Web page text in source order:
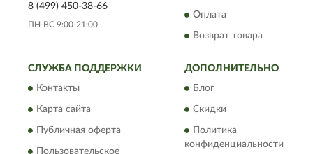
8 (499) 450-38-66
ПН-ВС 9:00-21:00
Оплата
Возврат товара
СЛУЖБА ПОДДЕРЖКИ
Контакты
Карта сайта
Публичная оферта
Пользовательское
ДОПОЛНИТЕЛЬНО
Блог
Скидки
Политика
конфиденциальности